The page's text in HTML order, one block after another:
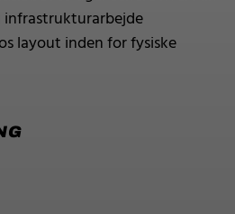
layout inden for fysiske